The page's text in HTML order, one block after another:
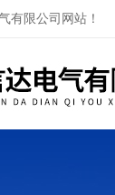
有限公司网站！